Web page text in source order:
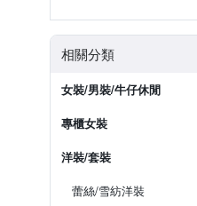
相關分類
女裝/男裝/牛仔休閒
專櫃女裝
洋裝/套裝
蕾絲/雪紡洋裝